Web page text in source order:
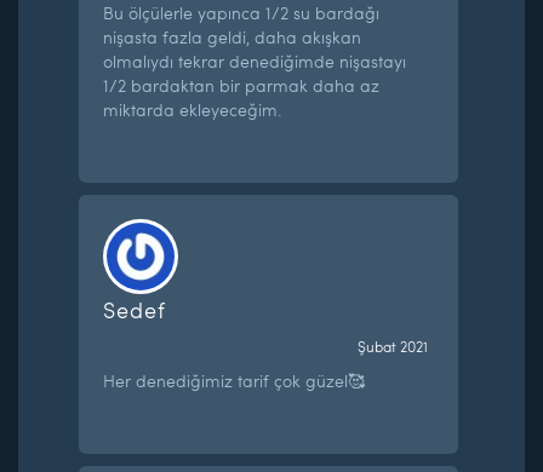
Bu ölçülerle yapınca 1/2 su bardağı
nişasta fazla geldi, daha akışkan
olmalıydı tekrar denediğimde nişastayı
1/2 bardaktan bir parmak daha az
miktarda ekleyeceğim.
Sedef
Şubat 2021
Her denediğimiz tarif çok güzel🥰